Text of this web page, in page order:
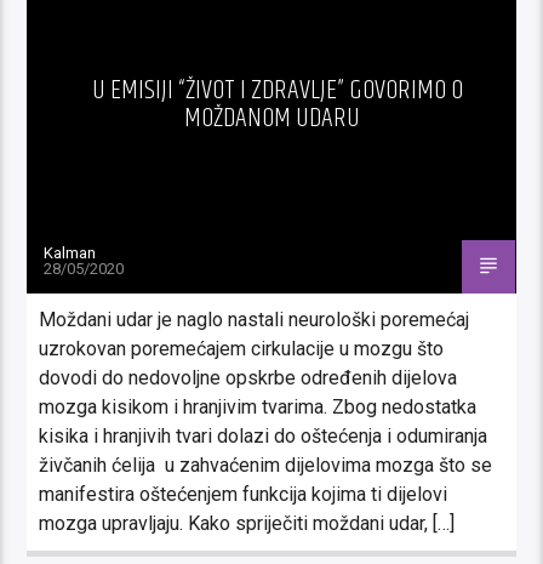
U EMISIJI “ŽIVOT I ZDRAVLJE” GOVORIMO O
MOŽDANOM UDARU
Kalman
28/05/2020
Moždani udar je naglo nastali neurološki poremećaj
uzrokovan poremećajem cirkulacije u mozgu što
dovodi do nedovoljne opskrbe određenih dijelova
mozga kisikom i hranjivim tvarima. Zbog nedostatka
kisika i hranjivih tvari dolazi do oštećenja i odumiranja
živčanih ćelija u zahvaćenim dijelovima mozga što se
manifestira oštećenjem funkcija kojima ti dijelovi
mozga upravljaju. Kako spriječiti moždani udar, […]